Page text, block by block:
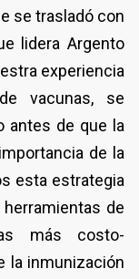
se trasladó con
lidera Argento
experiencia
vacunas, se
antes de que la
de la
esta estrategia
de
más costo-
la inmunización